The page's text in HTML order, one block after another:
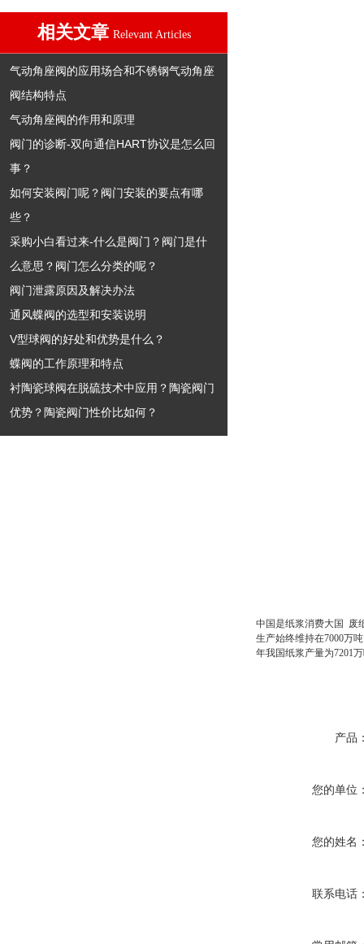
相关文章 Relevant Articles
气动角座阀的应用场合和不锈钢气动角座
阀结构特点
气动角座阀的作用和原理
阀门的诊断-双向通信HART协议是怎么回
事？
如何安装阀门呢？阀门安装的要点有哪
些？
采购小白看过来-什么是阀门？阀门是什
么意思？阀门怎么分类的呢？
阀门泄露原因及解决办法
通风蝶阀的选型和安装说明
V型球阀的好处和优势是什么？
蝶阀的工作原理和特点
衬陶瓷球阀在脱硫技术中应用？陶瓷阀门
优势？陶瓷阀门性价比如何？
中国是纸浆消费大国 废
生产始终维持在7000万
年我国纸浆产量为7201
产品
您的单位
您的姓名
联系电话